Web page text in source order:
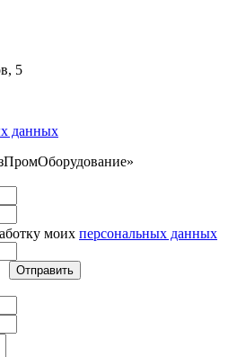
5
данных
моих персональных данных